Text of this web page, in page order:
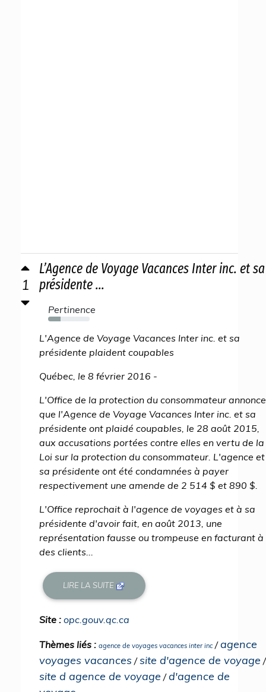
1
L’Agence de Voyage Vacances Inter inc. et sa
présidente ...
Pertinence
30%
L'Agence de Voyage Vacances Inter inc. et sa
présidente plaident coupables
Québec, le 8 février 2016 -
L'Office de la protection du consommateur annonce
que l'Agence de Voyage Vacances Inter inc. et sa
présidente ont plaidé coupables, le 28 août 2015,
aux accusations portées contre elles en vertu de la
Loi sur la protection du consommateur. L'agence et
sa présidente ont été condamnées à payer
respectivement une amende de 2 514 $ et 890 $.
L'Office reprochait à l'agence de voyages et à sa
présidente d'avoir fait, en août 2013, une
représentation fausse ou trompeuse en facturant à
des clients...
LIRE LA SUITE
Site : opc.gouv.qc.ca
Thèmes liés : agence de voyages vacances inter inc/agence
voyages vacances /site d'agence de voyage /
site d agence de voyage /d'agence de